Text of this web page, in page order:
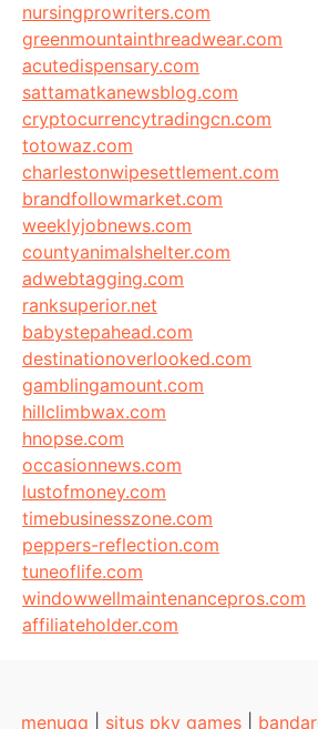
nursingprowriters.com
greenmountainthreadwear.com
acutedispensary.com
sattamatkanewsblog.com
cryptocurrencytradingcn.com
totowaz.com
charlestonwipesettlement.com
brandfollowmarket.com
weeklyjobnews.com
countyanimalshelter.com
adwebtagging.com
ranksuperior.net
babystepahead.com
destinationoverlooked.com
gamblingamount.com
hillclimbwax.com
hnopse.com
occasionnews.com
lustofmoney.com
timebusinesszone.com
peppers-reflection.com
tuneoflife.com
windowwellmaintenancepros.com
affiliateholder.com
menuqq situs pkv games